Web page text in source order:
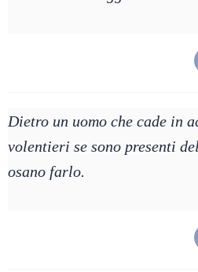
Dietro un uomo che cade in
volentieri se sono presenti
osano farlo.